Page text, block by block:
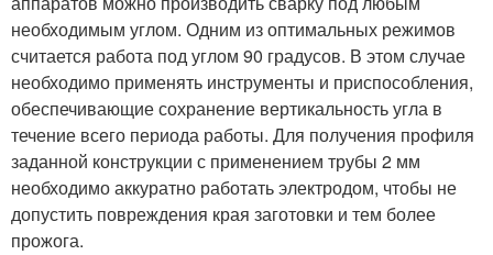
необходимым углом. Одним из оптимальных режимов
считается работа под углом 90 градусов. В этом случае
необходимо применять инструменты и приспособления,
обеспечивающие сохранение вертикальность угла в
течение всего периода работы. Для получения профиля
заданной конструкции с применением трубы 2 мм
необходимо аккуратно работать электродом, чтобы не
допустить повреждения края заготовки и тем более
прожога.